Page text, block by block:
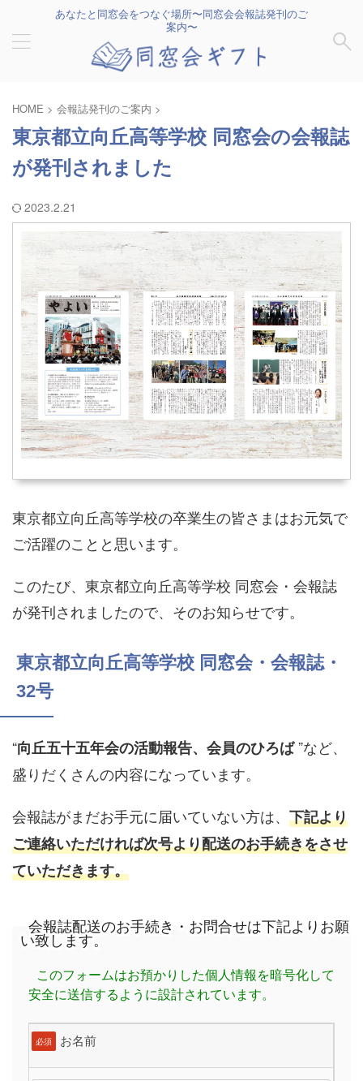
あなたと同窓会をつなぐ場所〜同窓会会報誌発刊のご
案内〜
HOME > 会報誌発刊のご案内 >
東京都立向丘高等学校 同窓会の会報誌
が発刊されました
2023.2.21
東京都立向丘高等学校の卒業生の皆さまはお元気で
ご活躍のことと思います。
このたび、東京都立向丘高等学校 同窓会・会報誌
が発刊されましたので、そのお知らせです。
東京都立向丘高等学校 同窓会・会報誌・
32号
“向丘五十五年会の活動報告、会員のひろば”など、
盛りだくさんの内容になっています。
会報誌がまだお手元に届いていない方は、 下記より
ご連絡いただければ次号より配送のお手続きをさせ
ていただきます。
会報誌配送のお手続き・お問合せは下記よりお願
い致します。
このフォームはお預かりした個人情報を暗号化して
安全に送信するように設計されています。
必須 お名前